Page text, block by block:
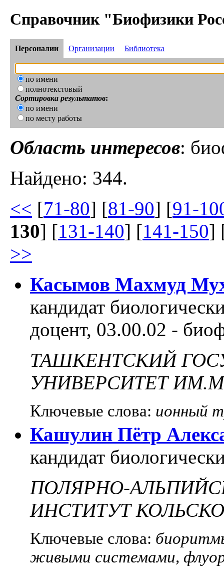
Справочник "Биофизики
Персоналии Организации Библиотека
по имени
полнотекстовый
Сортировка результатов:
по имени
по месту работы
Область интересов:
Найдено: 344.
<< [71-80] [81-90] [91-
130] [131-140] [141-150]
>>
Касымов Махмуд
кандидат
доцент, 03.00.02 -
ТАШКЕНТСКИЙ
УНИВЕРСИТЕТ
Ключевые слова: ионный
Кашулин Пётр
кандидат
ПОЛЯРНО-
ИНСТИТУТ
Ключевые слова:
живыми системами,